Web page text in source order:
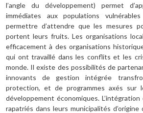
l’angle du développement) permet
immédiates aux populations
permettre d’attendre que les mesures
portent leurs fruits. Les organisations
efficacement à des organisations
qui ont travaillé dans les conflits et les
monde. Il existe des possibilités de
innovants de gestion intégrée
protection, et de programmes axés sur
développement économiques.
rapatriés dans leurs municipalités